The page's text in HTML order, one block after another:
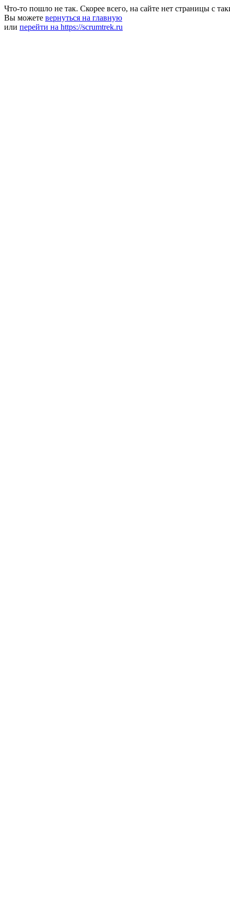
Что-то пошло не так. Скорее всего, на сайте нет страницы с
Вы можете вернуться на главную
или перейти на https://scrumtrek.ru